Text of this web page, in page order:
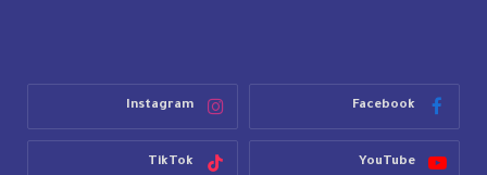
Facebook
Instagram
YouTube
TikTok